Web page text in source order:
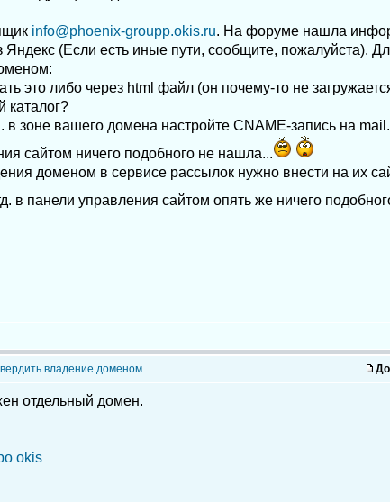
info@phoenix-groupp.okis.ru. На форуме нашла
Яндекс (Если есть иные пути, сообщите, пожалуйста).
это либо через html файл (он почему-то не
каталог?
зоне вашего домена настройте CNAME-запись на
сайтом ничего подобного не нашла...
доменом в сервисе рассылок нужно внести на их
в панели управления сайтом опять же ничего
владение доменом
отдельный домен.
okis